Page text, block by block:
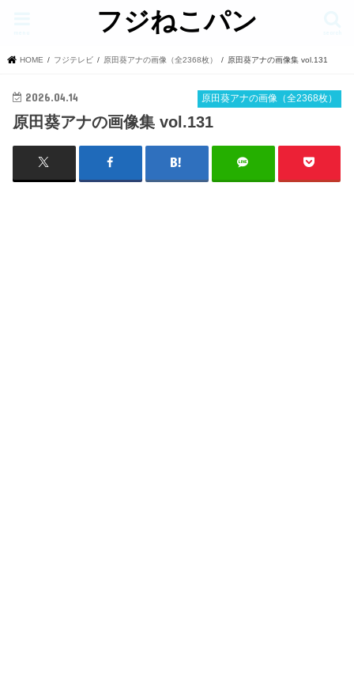
フジねこパン
HOME フジテレビ 原田葵アナの画像（全2368枚） 原田葵アナの画像集 vol.131
原田葵アナの画像（全2368枚）
2026.04.14
原田葵アナの画像集 vol.131